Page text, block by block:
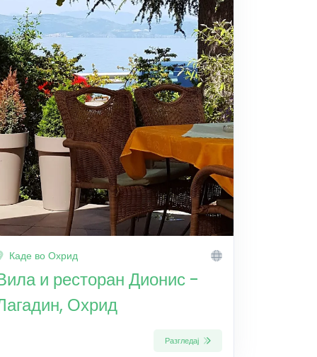
Каде во Охрид
и ресторан Дионис -
Охрид
Разгледај